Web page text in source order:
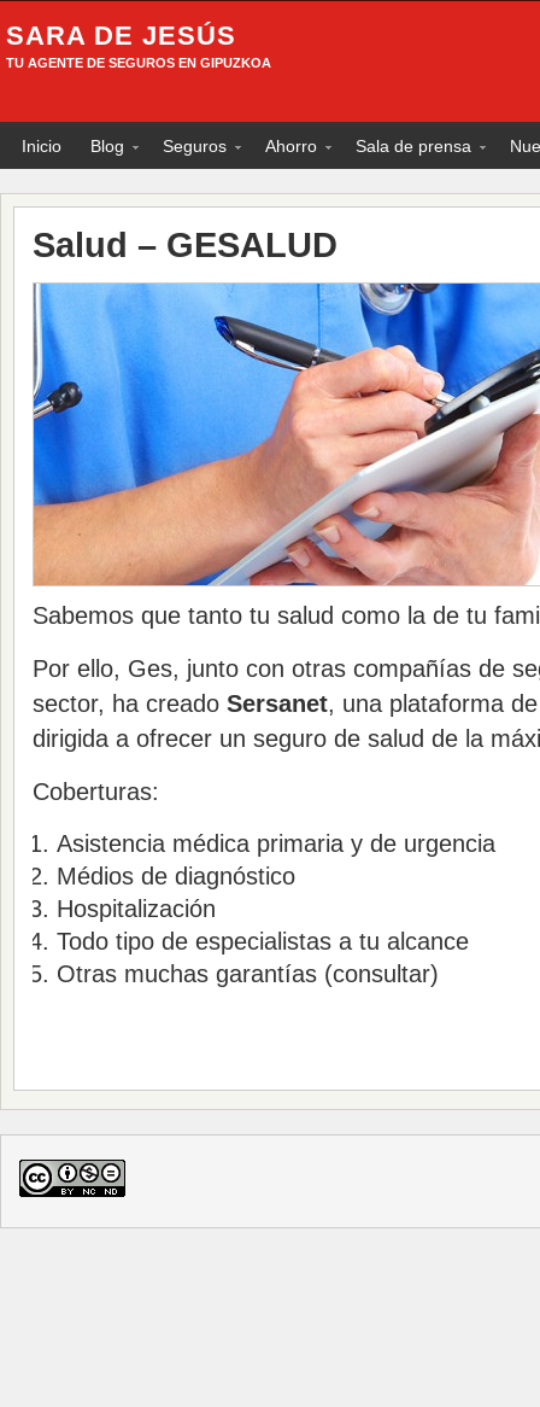
SARA DE JESÚS
TU AGENTE DE SEGUROS EN GIPUZKOA
Inicio Blog Seguros Ahorro Sala de prensa
Salud – GESALUD
Sabemos que tanto tu salud como la de tu
Por ello, Ges, junto con otras compañías de
sector, ha creado Sersanet, una plataforma
dirigida a ofrecer un seguro de salud de la
Coberturas:
Asistencia médica primaria y de urgencia
Médios de diagnóstico
Hospitalización
Todo tipo de especialistas a tu alcance
Otras muchas garantías (consultar)